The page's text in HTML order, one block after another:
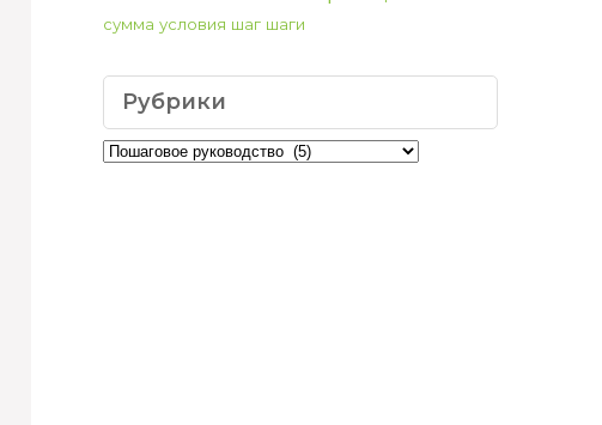
сумма условия шаг шаги
Рубрики
Рубрики